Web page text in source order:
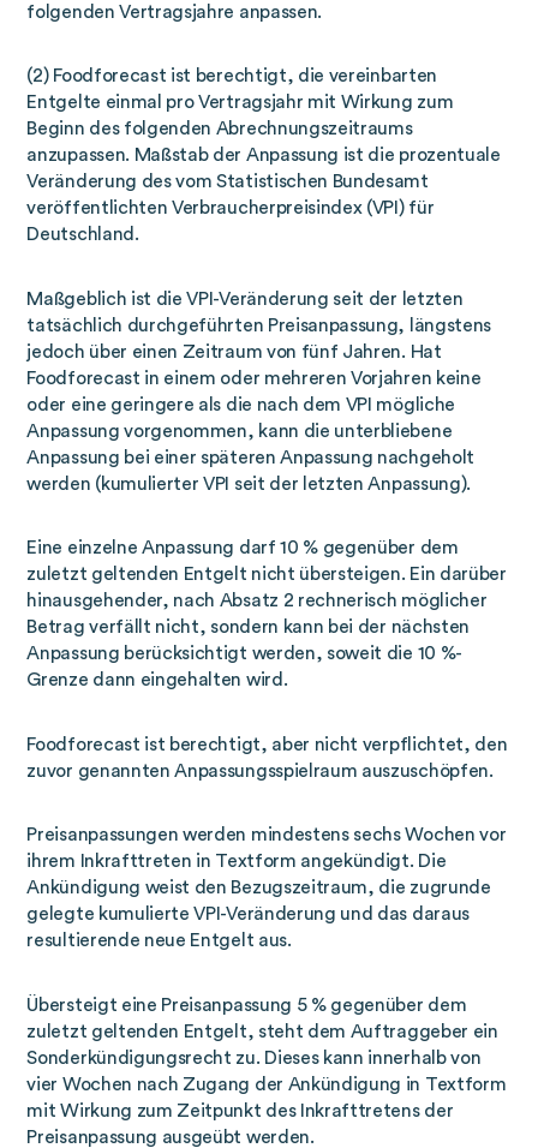
folgenden Vertragsjahre anpassen.
(2) Foodforecast ist berechtigt, die vereinbarten
Entgelte einmal pro Vertragsjahr mit Wirkung zum
Beginn des folgenden Abrechnungszeitraums
anzupassen. Maßstab der Anpassung ist die prozentuale
Veränderung des vom Statistischen Bundesamt
veröffentlichten Verbraucherpreisindex (VPI) für
Deutschland.
Maßgeblich ist die VPI-Veränderung seit der letzten
tatsächlich durchgeführten Preisanpassung, längstens
jedoch über einen Zeitraum von fünf Jahren. Hat
Foodforecast in einem oder mehreren Vorjahren keine
oder eine geringere als die nach dem VPI mögliche
Anpassung vorgenommen, kann die unterbliebene
Anpassung bei einer späteren Anpassung nachgeholt
werden (kumulierter VPI seit der letzten Anpassung).
Eine einzelne Anpassung darf 10 % gegenüber dem
zuletzt geltenden Entgelt nicht übersteigen. Ein darüber
hinausgehender, nach Absatz 2 rechnerisch möglicher
Betrag verfällt nicht, sondern kann bei der nächsten
Anpassung berücksichtigt werden, soweit die 10 %-
Grenze dann eingehalten wird.
Foodforecast ist berechtigt, aber nicht verpflichtet, den
zuvor genannten Anpassungsspielraum auszuschöpfen.
Preisanpassungen werden mindestens sechs Wochen vor
ihrem Inkrafttreten in Textform angekündigt. Die
Ankündigung weist den Bezugszeitraum, die zugrunde
gelegte kumulierte VPI-Veränderung und das daraus
resultierende neue Entgelt aus.
Übersteigt eine Preisanpassung 5 % gegenüber dem
zuletzt geltenden Entgelt, steht dem Auftraggeber ein
Sonderkündigungsrecht zu. Dieses kann innerhalb von
vier Wochen nach Zugang der Ankündigung in Textform
mit Wirkung zum Zeitpunkt des Inkrafttretens der
Preisanpassung ausgeübt werden.